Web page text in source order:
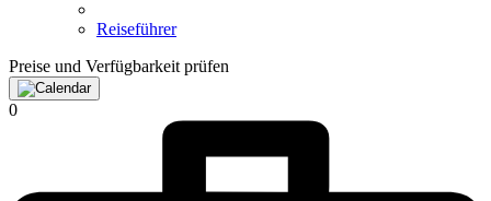
Reiseführer
Preise und Verfügbarkeit prüfen
0